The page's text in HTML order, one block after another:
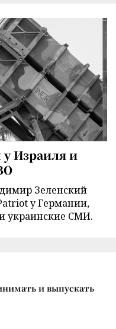
у Израиля и
Зеленский
у Германии,
украинские СМИ.
и выпускать